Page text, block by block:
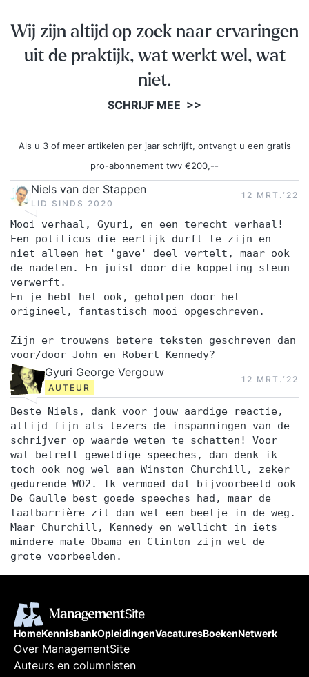
Wij zijn altijd op zoek naar ervaringen
uit de praktijk, wat werkt wel, wat
niet.
SCHRIJF MEE >>
Als u 3 of meer artikelen per jaar schrijft, ontvangt u een gratis
pro-abonnement twv €200,--
Niels van der Stappen
LID SINDS 2020
12 MRT.‘22
Mooi verhaal, Gyuri, en een terecht verhaal!
Een politicus die eerlijk durft te zijn en
niet alleen het 'gave' deel vertelt, maar ook
de nadelen. En juist door die koppeling steun
verwerft.
En je hebt het ook, geholpen door het
origineel, fantastisch mooi opgeschreven.
Zijn er trouwens betere teksten geschreven dan
voor/door John en Robert Kennedy?
Gyuri George Vergouw
AUTEUR
12 MRT.‘22
Beste Niels, dank voor jouw aardige reactie,
altijd fijn als lezers de inspanningen van de
schrijver op waarde weten te schatten! Voor
wat betreft geweldige speeches, dan denk ik
toch ook nog wel aan Winston Churchill, zeker
gedurende WO2. Ik vermoed dat bijvoorbeeld ook
De Gaulle best goede speeches had, maar de
taalbarrière zit dan wel een beetje in de weg.
Maar Churchill, Kennedy en wellicht in iets
mindere mate Obama en Clinton zijn wel de
grote voorbeelden.
HomeKennisbankOpleidingenVacaturesBoekenNetwerk
Over ManagementSite
Auteurs en columnisten